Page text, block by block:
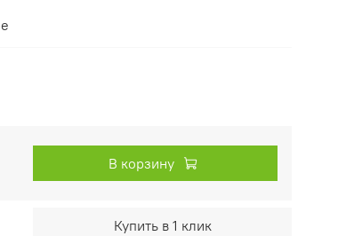
В корзину
Купить в 1 клик